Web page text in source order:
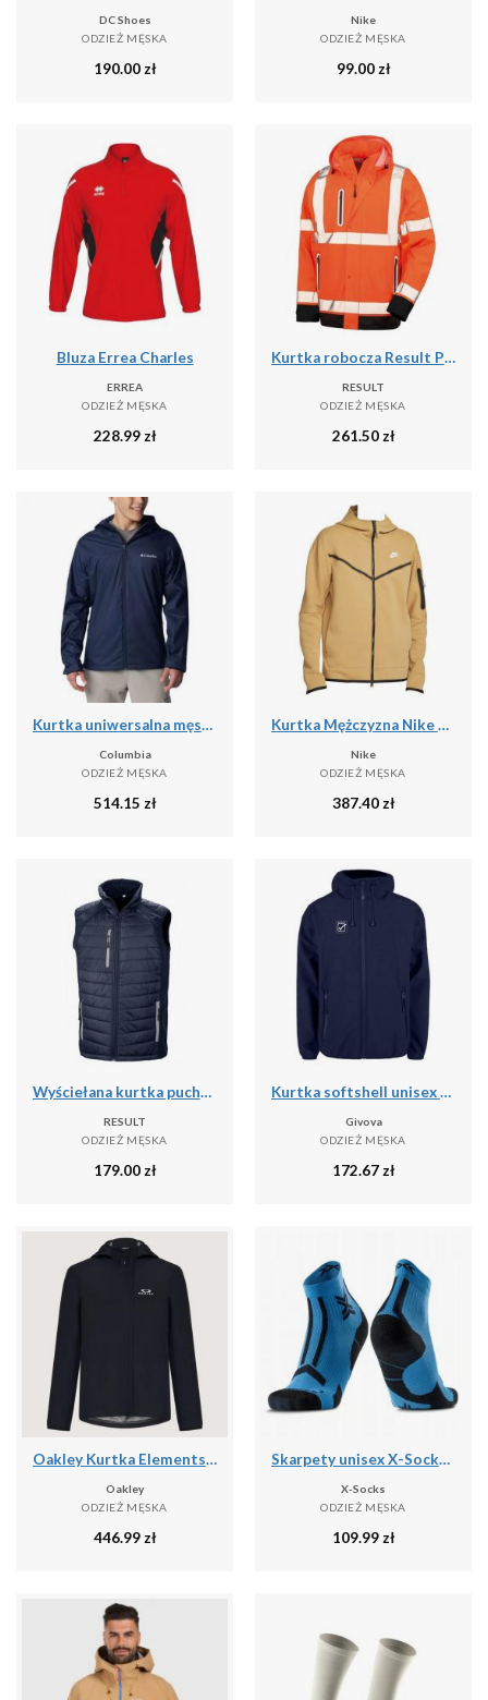
DC Shoes
ODZIEŻ MĘSKA
190.00 zł
Nike
ODZIEŻ MĘSKA
99.00 zł
Bluza Errea Charles
ERREA
ODZIEŻ MĘSKA
228.99 zł
Kurtka robocza Result Prism PU Safe & Dry
RESULT
ODZIEŻ MĘSKA
261.50 zł
Kurtka uniwersalna męska Columbia Inner Limits Iii
Columbia
ODZIEŻ MĘSKA
514.15 zł
Kurtka Mężczyzna Nike Tech Fleece Full Zip beżowy
Nike
ODZIEŻ MĘSKA
387.40 zł
Wyściełana kurtka puchowa z recyklingu Result Black Compass
RESULT
ODZIEŻ MĘSKA
179.00 zł
Kurtka softshell unisex Givova Kurtka niebieska
Givova
ODZIEŻ MĘSKA
172.67 zł
Oakley Kurtka Elements Shell 2.0 Foa406090-02E
Oakley
ODZIEŻ MĘSKA
446.99 zł
Skarpety unisex X-Socks TRAILRUN DISCOVER ANKLE MINERAL BLUE/X BLACK A016
X-Socks
ODZIEŻ MĘSKA
109.99 zł